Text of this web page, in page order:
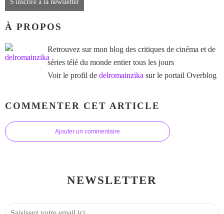
S'inscrire à la newsletter
À PROPOS
Retrouvez sur mon blog des critiques de cinéma et de
séries télé du monde entier tous les jours
Voir le profil de delromainzika sur le portail Overblog
COMMENTER CET ARTICLE
Ajouter un commentaire
NEWSLETTER